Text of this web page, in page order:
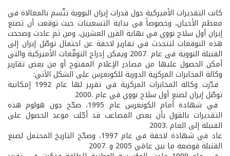
كانت التقديرات الأميركية حول قدرات إيران النووية تتّسم بالمغالاة في
معظم الأحيان، وخصوصاً في بداية التسعينات حيث توقعت أن تصنع
إيران أول سلاح نووي في نهاية القرن العشرين، ومن ثم عادت وصححت
هذه التوقعات لتتحدث في تقارير لاحقة عن احتمال توصّل إيران إلى
القنبلة النووية في عام .2007 ويمكن إدراج التوقّعات الأميركية والتي
أمكن الحصول عليها من مصادر الإعلام المفتوح أو من بعض تقارير
وكالة المخابرات المركزية الدورية للكونغرس على الشكل الآتي:
­ قدّرت وكالة المخابرات المركزية في تقرير لها عام 1992 إمكانية
توصّل إيران لصنع أول سلاح نووي في عام .2000
­ في شهادة أمام الكونغرس عام 1995، صحّح جون هولوم هذه
التقديرات بالقول بأن بعض المصاعب قد أجّلت موعد الحصول على
القنبلة إلى العام .2003
عاد في شهادة لاحقة في عام 1997، وصحّح التاريخ المحتمل لصنع
القنبلة فوضعه ما بين عامَي 2005 و .2007